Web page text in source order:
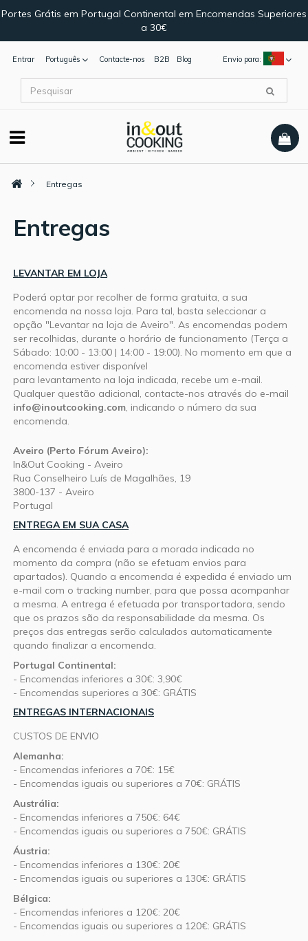
Portes Grátis em Portugal Continental em Encomendas Superiores
a 30€
Entrar Português Envio para:
Contacte-nos B2B Blog
Entregas
Entregas
LEVANTAR EM LOJA
Poderá optar por recolher de forma gratuita, a sua
encomenda na nossa loja. Para tal, basta seleccionar a
opção "Levantar na loja de Aveiro". As encomendas podem
ser recolhidas, durante o horário de funcionamento (Terça a
Sábado: 10:00 - 13:00 | 14:00 - 19:00). No momento em que a
encomenda estiver disponível
para levantamento na loja indicada, recebe um e-mail.
Qualquer questão adicional, contacte-nos através do e-mail
info@inoutcooking.com, indicando o número da sua
encomenda.
Aveiro (Perto Fórum Aveiro):
In&Out Cooking - Aveiro
Rua Conselheiro Luís de Magalhães, 19
3800-137 - Aveiro
Portugal
ENTREGA EM SUA CASA
A encomenda é enviada para a morada indicada no
momento da compra (não se efetuam envios para
apartados). Quando a encomenda é expedida é enviado um
e-mail com o tracking number, para que possa acompanhar
a mesma. A entrega é efetuada por transportadora, sendo
que os prazos são da responsabilidade da mesma. Os
preços das entregas serão calculados automaticamente
quando finalizar a encomenda.
Portugal Continental:
- Encomendas inferiores a 30€: 3,90€
- Encomendas superiores a 30€: GRÁTIS
ENTREGAS INTERNACIONAIS
CUSTOS DE ENVIO
Alemanha:
- Encomendas inferiores a 70€: 15€
- Encomendas iguais ou superiores a 70€: GRÁTIS
Austrália:
- Encomendas inferiores a 750€: 64€
- Encomendas iguais ou superiores a 750€: GRÁTIS
Áustria:
- Encomendas inferiores a 130€: 20€
- Encomendas iguais ou superiores a 130€: GRÁTIS
Bélgica:
- Encomendas inferiores a 120€: 20€
- Encomendas iguais ou superiores a 120€: GRÁTIS